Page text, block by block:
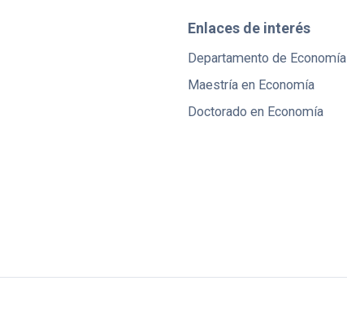
Enlaces de interés
Departamento de Economía
Maestría en Economía
Doctorado en Economía